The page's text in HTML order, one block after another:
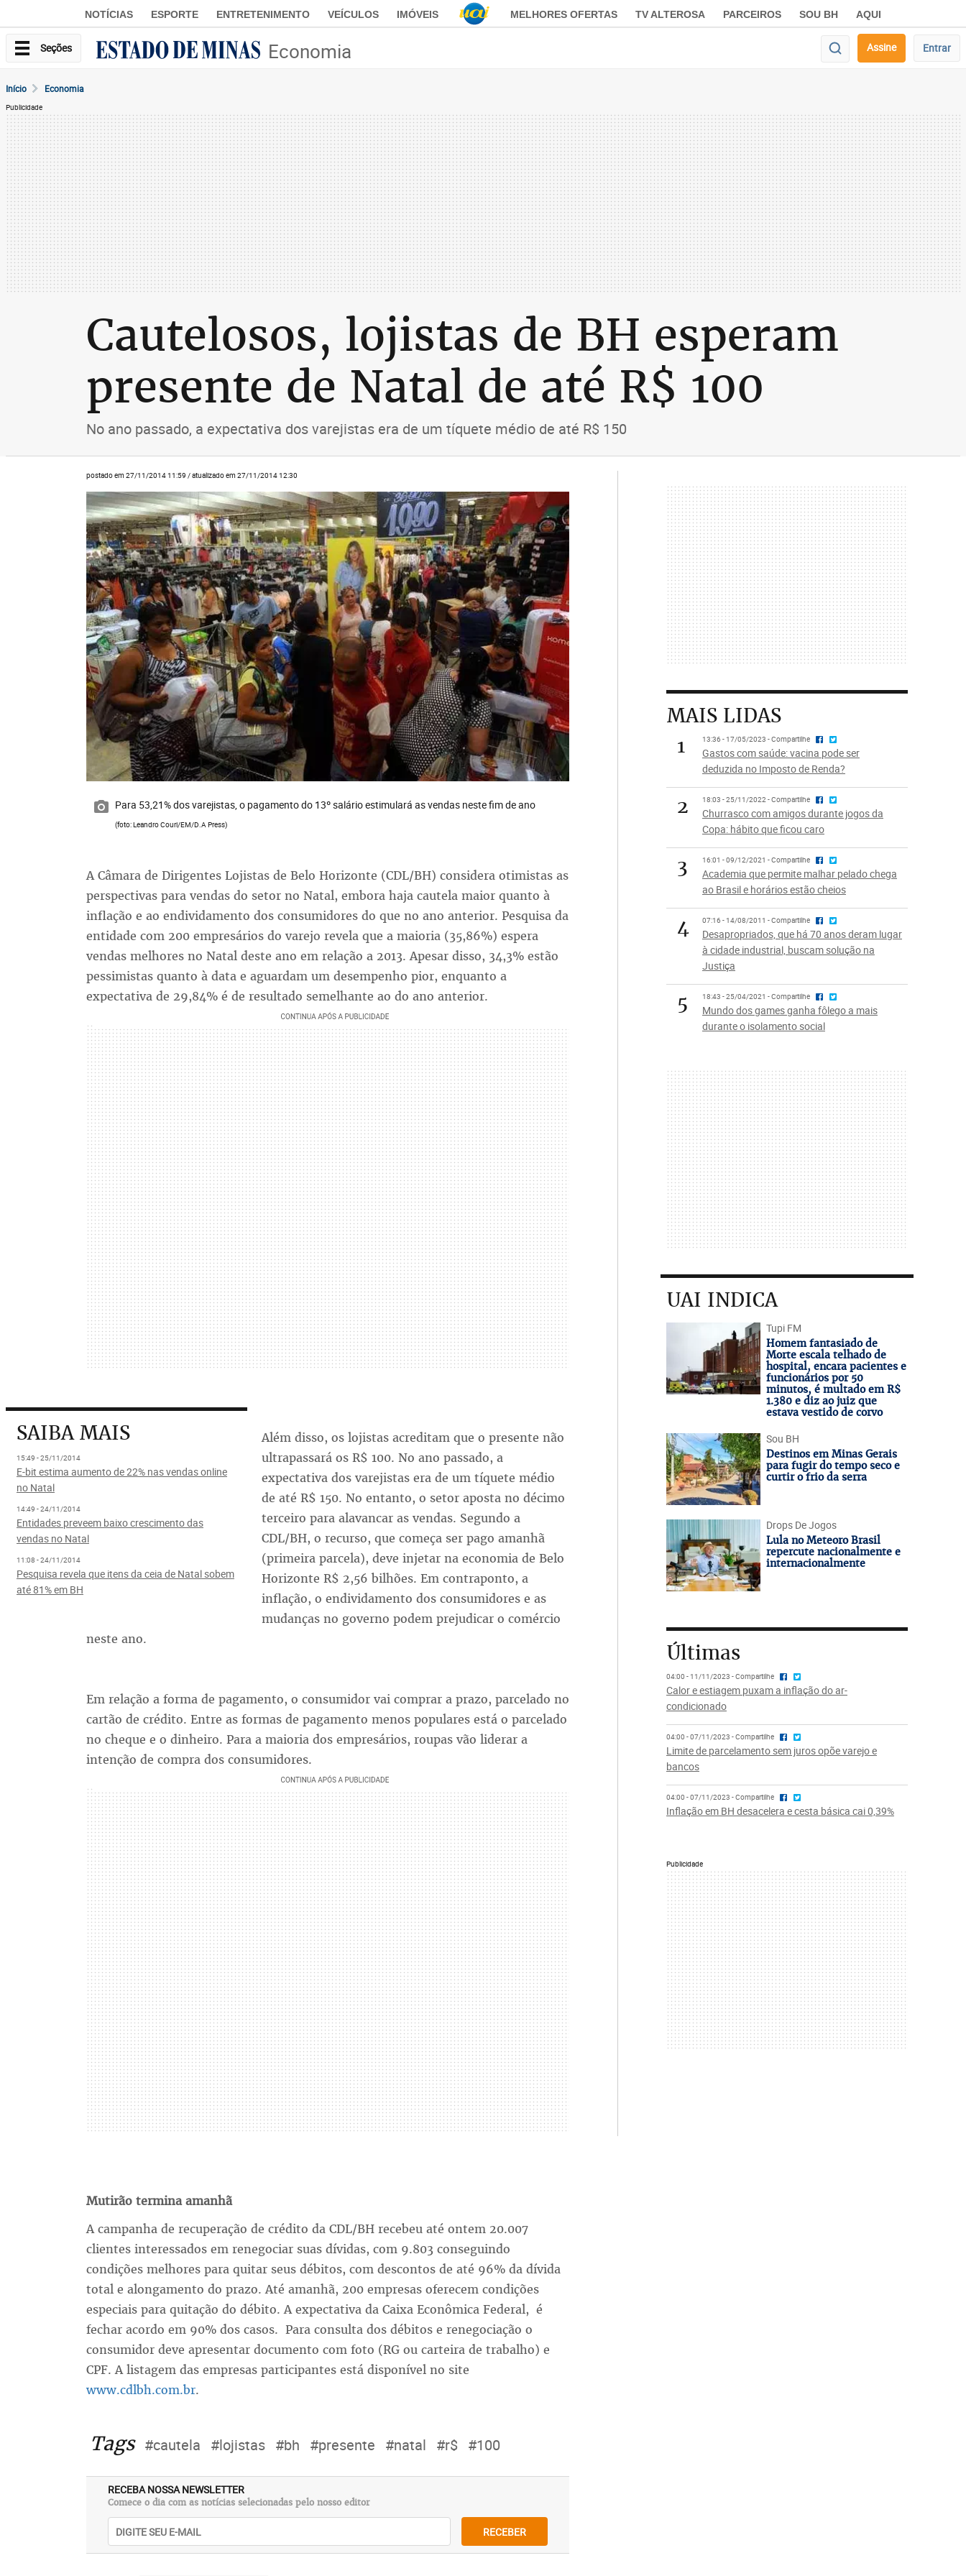
NOTÍCIAS ESPORTE ENTRETENIMENTO VEÍCULOS IMÓVEIS MELHORES OFERTAS TV ALTEROSA PARCEIROS SOU BH AQUI
Seções Economia Assine Entrar
Início Economia
Publicidade
Cautelosos, lojistas de BH esperam
presente de Natal de até R$ 100
No ano passado, a expectativa dos varejistas era de um tíquete médio de até R$ 150
postado em 27/11/2014 11:59 / atualizado em 27/11/2014 12:30
Para 53,21% dos varejistas, o pagamento do 13º salário estimulará as vendas neste fim de ano
(foto: Leandro Couri/EM/D.A Press)
A Câmara de Dirigentes Lojistas de Belo Horizonte (CDL/BH) considera otimistas as
perspectivas para vendas do setor no Natal, embora haja cautela maior quanto à
inflação e ao endividamento dos consumidores do que no ano anterior. Pesquisa da
entidade com 200 empresários do varejo revela que a maioria (35,86%) espera
vendas melhores no Natal deste ano em relação a 2013. Apesar disso, 34,3% estão
pessimistas quanto à data e aguardam um desempenho pior, enquanto a
expectativa de 29,84% é de resultado semelhante ao do ano anterior.
SAIBA MAIS
15:49 - 25/11/2014
E-bit estima aumento de 22% nas vendas online
no Natal
14:49 - 24/11/2014
Entidades preveem baixo crescimento das
vendas no Natal
11:08 - 24/11/2014
Pesquisa revela que itens da ceia de Natal sobem
até 81% em BH
Além disso, os lojistas acreditam que o presente não
ultrapassará os R$ 100. No ano passado, a
expectativa dos varejistas era de um tíquete médio
de até R$ 150. No entanto, o setor aposta no décimo
terceiro para alavancar as vendas. Segundo a
CDL/BH, o recurso, que começa ser pago amanhã
(primeira parcela), deve injetar na economia de Belo
Horizonte R$ 2,56 bilhões. Em contraponto, a
inflação, o endividamento dos consumidores e as
mudanças no governo podem prejudicar o comércio
neste ano.
Em relação a forma de pagamento, o consumidor vai comprar a prazo, parcelado no
cartão de crédito. Entre as formas de pagamento menos populares está o parcelado
no cheque e o dinheiro. Para a maioria dos empresários, roupas vão liderar a
intenção de compra dos consumidores.
Mutirão termina amanhã
A campanha de recuperação de crédito da CDL/BH recebeu até ontem 20.007
clientes interessados em renegociar suas dívidas, com 9.803 conseguindo
condições melhores para quitar seus débitos, com descontos de até 96% da dívida
total e alongamento do prazo. Até amanhã, 200 empresas oferecem condições
especiais para quitação do débito. A expectativa da Caixa Econômica Federal, é
fechar acordo em 90% dos casos. Para consulta dos débitos e renegociação o
consumidor deve apresentar documento com foto (RG ou carteira de trabalho) e
CPF. A listagem das empresas participantes está disponível no site
www.cdlbh.com.br.
Tags #cautela #lojistas #bh #presente #natal #r$ #100
RECEBA NOSSA NEWSLETTER
Comece o dia com as notícias selecionadas pelo nosso editor
RECEBER
MAIS LIDAS
1
13:36 - 17/05/2023 - Compartilhe
Gastos com saúde: vacina pode ser
deduzida no Imposto de Renda?
2 18:03 - 25/11/2022 - Compartilhe
Churrasco com amigos durante jogos da
Copa: hábito que ficou caro
3 16:01 - 09/12/2021 - Compartilhe
Academia que permite malhar pelado chega
ao Brasil e horários estão cheios
4 07:16 - 14/08/2011 - Compartilhe
Desapropriados, que há 70 anos deram lugar
à cidade industrial, buscam solução na
Justiça
5 18:43 - 25/04/2021 - Compartilhe
Mundo dos games ganha fôlego a mais
durante o isolamento social
UAI INDICA
Tupi FM
Homem fantasiado de
Morte escala telhado de
hospital, encara pacientes e
funcionários por 50
minutos, é multado em R$
1.380 e diz ao juiz que
estava vestido de corvo
Sou BH
Destinos em Minas Gerais
para fugir do tempo seco e
curtir o frio da serra
Drops De Jogos
Lula no Meteoro Brasil
repercute nacionalmente e
internacionalmente
Últimas
04:00 - 11/11/2023 - Compartilhe
Calor e estiagem puxam a inflação do ar-
condicionado
04:00 - 07/11/2023 - Compartilhe
Limite de parcelamento sem juros opõe varejo e
bancos
04:00 - 07/11/2023 - Compartilhe
Inflação em BH desacelera e cesta básica cai 0,39%
Publicidade